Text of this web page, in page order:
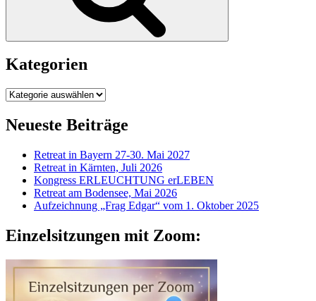
Kategorien
Kategorien
Neueste Beiträge
Retreat in Bayern 27-30. Mai 2027
Retreat in Kärnten, Juli 2026
Kongress ERLEUCHTUNG erLEBEN
Retreat am Bodensee, Mai 2026
Aufzeichnung „Frag Edgar“ vom 1. Oktober 2025
Einzelsitzungen mit Zoom: